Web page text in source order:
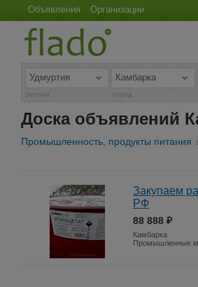
Объявления Организации
регион город
Доска объявлений
Промышленность, продукты питания 1
Закупаем
РФ
88 888 ₽
Камбарка
Промышленные